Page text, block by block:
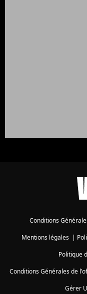
Conditions
Mentions légales|
Politique
Conditions Générales de
Gérer